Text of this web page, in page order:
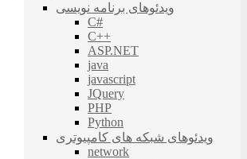
ویدئوهای برنامه نویسی
C#
C++
ASP.NET
java
javascript
JQuery
PHP
Python
ویدئوهای شبکه های کامپیوتری
network